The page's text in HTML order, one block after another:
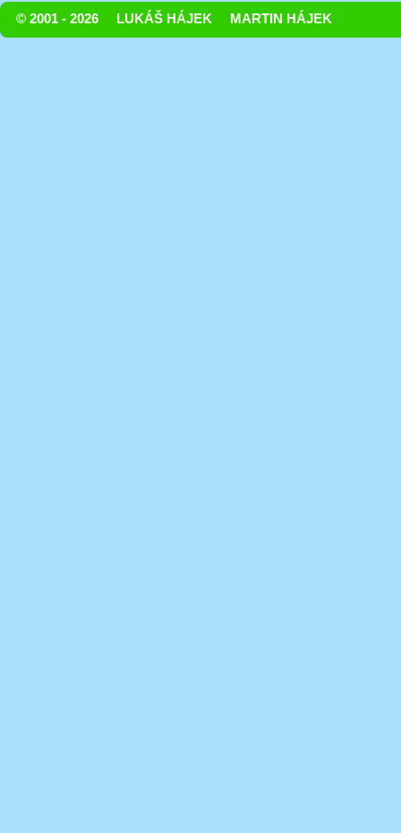
© 2001 - 2026 LUKÁŠ HÁJEK MARTIN HÁJEK